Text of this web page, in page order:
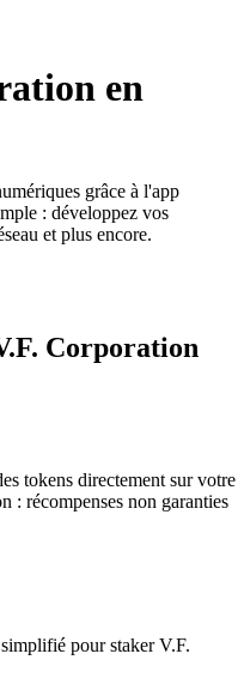
en
grâce à l'app
: développez vos
et plus encore.
Corporation
tokens directement sur votre
: récompenses non garanties
pour staker V.F.